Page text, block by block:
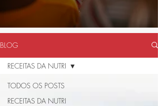
BLOG
TODOS OS POSTS
RECEITAS DA NUTRI
RECEITAS DA NUTRI